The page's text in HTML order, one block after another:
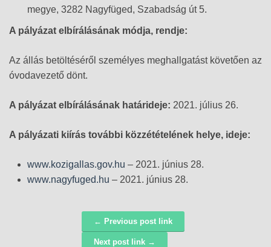
megye, 3282 Nagyfüged, Szabadság út 5.
A pályázat elbírálásának módja, rendje:
Az állás betöltéséről személyes meghallgatást követően az
óvodavezető dönt.
A pályázat elbírálásának határideje: 2021. július 26.
A pályázati kiírás további közzétételének helye, ideje:
www.kozigallas.gov.hu – 2021. június 28.
www.nagyfuged.hu – 2021. június 28.
Navigáció ← Previous post link
Next post link →